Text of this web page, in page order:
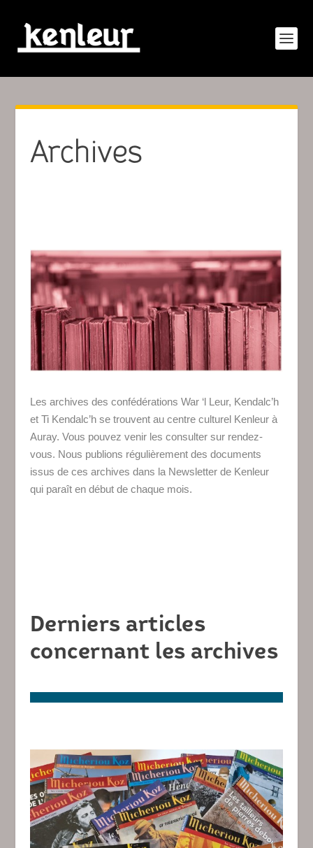
Archives
Les archives des confédérations War ‘l Leur, Kendalc’h
et Ti Kendalc’h se trouvent au centre culturel Kenleur à
Auray. Vous pouvez venir les consulter sur rendez-
vous. Nous publions régulièrement des documents
issus de ces archives dans la Newsletter de Kenleur
qui paraît en début de chaque mois.
Derniers articles
concernant les archives